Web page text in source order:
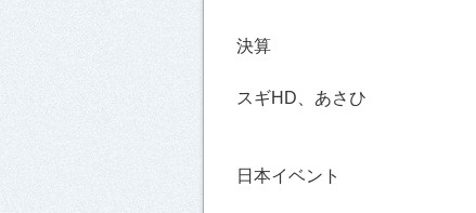
決算
スギHD、あさひ
日本イベント